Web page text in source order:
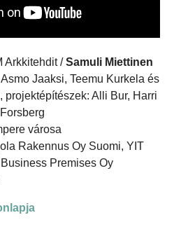
Arkkitehdit /Samuli Miettinen
Jaaksi, Teemu Kurkela és
projektépítészek: Alli Bur, Harri
városa
Rakennus Oy Suomi, YIT
Premises Oy